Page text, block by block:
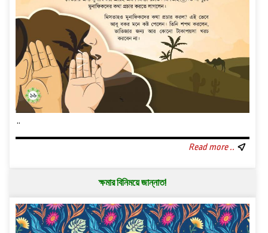
..
Read more ..
ক্ষমার বিনিময়ে জান্নাত!